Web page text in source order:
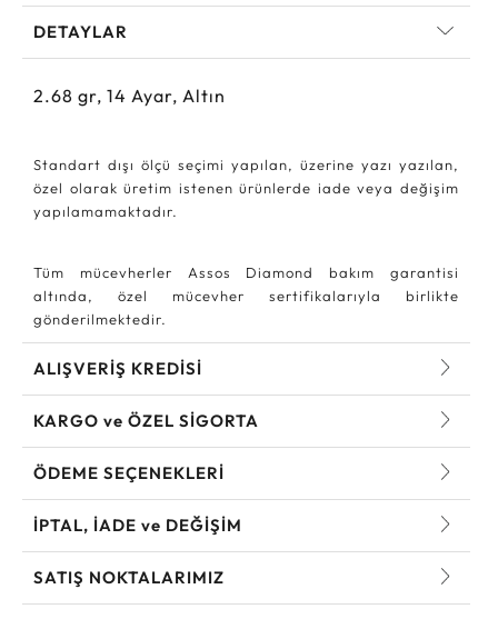
DETAYLAR
2.68 gr, 14 Ayar, Altın
Standart dışı ölçü seçimi yapılan, üzerine yazı yazılan,
özel olarak üretim istenen ürünlerde iade veya değişim
yapılamamaktadır.
Tüm mücevherler Assos Diamond bakım garantisi
altında, özel mücevher sertifikalarıyla birlikte
gönderilmektedir.
ALIŞVERİŞ KREDİSİ
KARGO ve ÖZEL SİGORTA
ÖDEME SEÇENEKLERİ
İPTAL, İADE ve DEĞİŞİM
SATIŞ NOKTALARIMIZ